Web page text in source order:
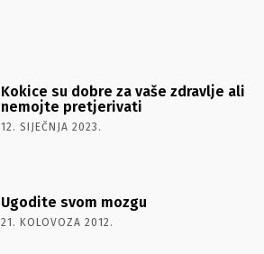
Kokice su dobre za vaše zdravlje ali
nemojte pretjerivati
12. SIJEČNJA 2023.
Ugodite svom mozgu
21. KOLOVOZA 2012.